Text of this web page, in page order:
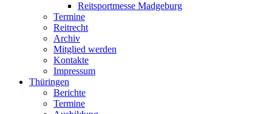
Reitsportmesse Madgeburg
Termine
Reitrecht
Archiv
Mitglied werden
Kontakte
Impressum
Thüringen
Berichte
Termine